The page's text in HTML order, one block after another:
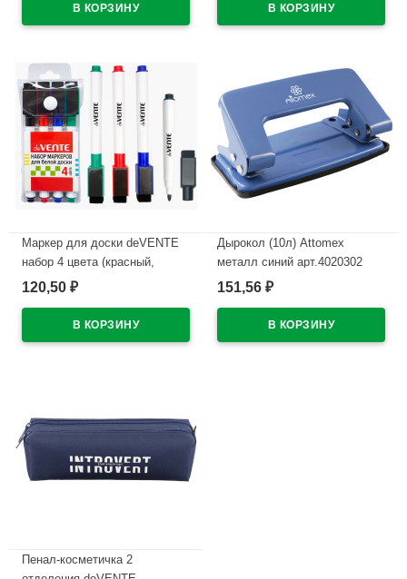
Маркер для доски deVENTE
набор 4 цвета (красный,
синий, черный, зеленый) 2мм
магнитом для крепления
арт.5040605 (Ст.4)
120,50 ₽
Дырокол (10л) Attomex
металл синий арт.4020302
В наличии
151,56 ₽
Пенал-косметичка 2